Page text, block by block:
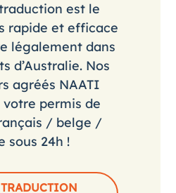
est le
rapide et efficace
légalement dans
d’Australie. Nos
agréés NAATI
permis de
/ belge /
sous 24h !